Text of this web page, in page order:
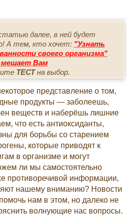
далее, в ней будет
А тем, кто хочет: "Узнать
своего организма"
мешает Вам
ТЕСТна выбор.
представление о том,
продукты — заболеешь,
веществ и наберёшь лишние
что есть антиоксиданты,
для борьбы со старением
которые приводят к
в организме и могут
ли мы самостоятельно
противоречивой информации,
нашему вниманию? Новости
нам в этом, но далеко не
волнующие нас вопросы.